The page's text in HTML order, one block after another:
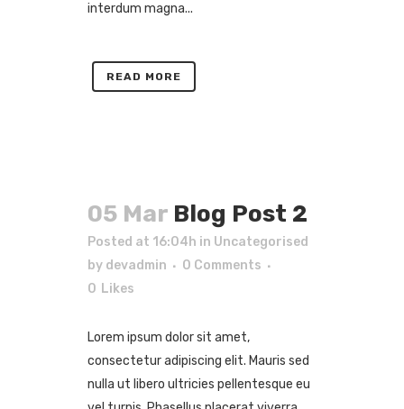
interdum magna...
READ MORE
05 Mar Blog Post 2
Posted at 16:04h in Uncategorised
by devadmin
0 Comments
0 Likes
Lorem ipsum dolor sit amet,
consectetur adipiscing elit. Mauris sed
nulla ut libero ultricies pellentesque eu